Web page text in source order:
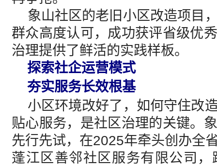
象山社区的老旧小区改造项目
群众高度认可，成功获评省级优
治理提供了鲜活的实践样板。
探索社企运营模式
夯实服务长效根基
小区环境改好了，如何守住改
贴心服务，是社区治理的关键。
先行先试，在2025年牵头创办
蓬江区善邻社区服务有限公司